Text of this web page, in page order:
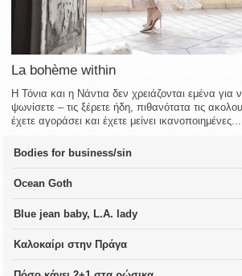
La bohème within
Η Τόνια και η Νάντια δεν χρειάζονται εμένα
ψωνίσετε – τις ξέρετε ήδη, πιθανότατα τις
έχετε αγοράσει και έχετε μείνει ικανοποιημένες...
Bodies for business/sin
Ocean Goth
Blue jean baby, L.A. lady
Καλοκαίρι στην Πράγα